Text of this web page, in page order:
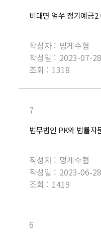
비대면 얼쑤 정기예금
작성자 : 멍게수협
작성일 : 2023-07-28
조회 : 1318
7
법무법인 PK와 법률자
작성자 : 멍게수협
작성일 : 2023-06-28
조회 : 1419
6